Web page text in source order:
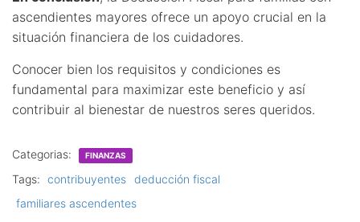
ascendientes mayores ofrece un apoyo crucial en la
situación financiera de los cuidadores.
Conocer bien los requisitos y condiciones es
fundamental para maximizar este beneficio y así
contribuir al bienestar de nuestros seres queridos.
Categorias: FINANZAS
Tags: contribuyentes deducción fiscal
familiares ascendentes